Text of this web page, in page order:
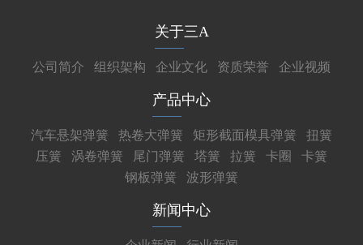
关于三A
公司简介 组织架构 企业文化 资质荣誉 企业视频
产品中心
汽车悬架弹簧 热卷大弹簧 矩形截面模具弹簧
扭簧
压簧
涡卷弹簧 尾门弹簧 塔簧 拉簧 卡圈
卡簧
钢板弹簧
波形弹簧
新闻中心